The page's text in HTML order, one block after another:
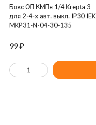
Бокс ОП КМПн 1/4 Krepta 3
для 2-4-х авт. выкл. IP30 IEK
MKP31-N-04-30-135
99₽